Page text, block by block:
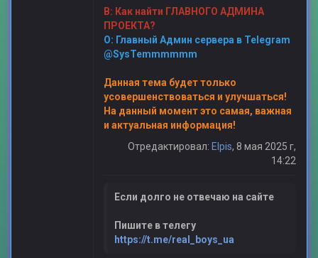
В: Как найти ГЛАВНОГО АДМИНА
ПРОЕКТА?
О: Главный Админ сервера в Telegram
@SysTemmmmmm
Данная тема будет только
усовершенствоваться и улучшаться!
На данный момент это самая, важная
и актуальная информация!
Отредактировал: Elpis, 8 мая 2025 г,
14:22
Если долго не отвечаю на сайте
Пишите в телегу
https://t.me/real_boys_ua